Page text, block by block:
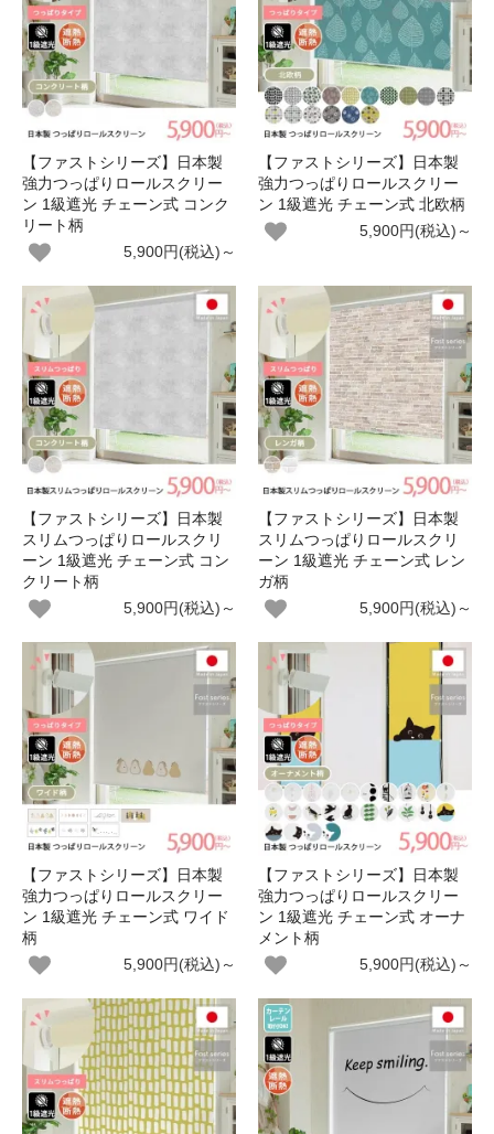
【ファストシリーズ】日本製
強力つっぱりロールスクリー
ン 1級遮光 チェーン式 コンク
リート柄
5,900円(税込)～
【ファストシリーズ】日本製
強力つっぱりロールスクリー
ン 1級遮光 チェーン式 北欧柄
5,900円(税込)～
【ファストシリーズ】日本製
スリムつっぱりロールスクリ
ーン 1級遮光 チェーン式 コン
クリート柄
5,900円(税込)～
【ファストシリーズ】日本製
スリムつっぱりロールスクリ
ーン 1級遮光 チェーン式 レン
ガ柄
5,900円(税込)～
【ファストシリーズ】日本製
強力つっぱりロールスクリー
ン 1級遮光 チェーン式 ワイド
柄
5,900円(税込)～
【ファストシリーズ】日本製
強力つっぱりロールスクリー
ン 1級遮光 チェーン式 オーナ
メント柄
5,900円(税込)～